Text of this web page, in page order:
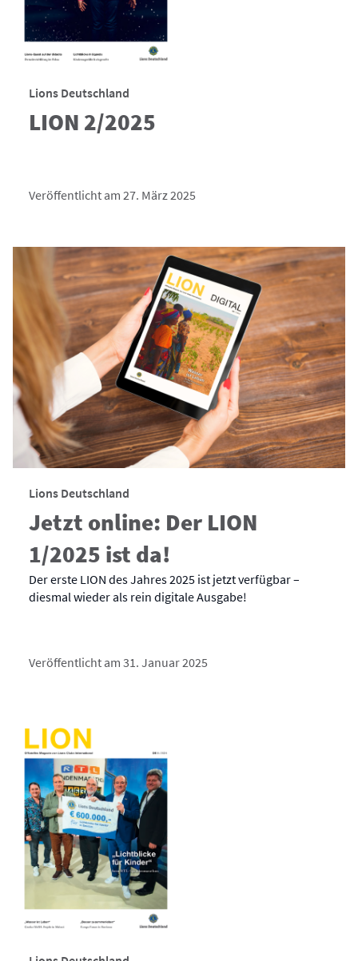
Lions Deutschland
LION 2/2025
Veröffentlicht am 27. März 2025
Lions Deutschland
Jetzt online: Der LION
1/2025 ist da!
Der erste LION des Jahres 2025 ist jetzt verfügbar –
diesmal wieder als rein digitale Ausgabe!
Veröffentlicht am 31. Januar 2025